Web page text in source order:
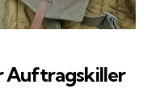
Auftragskiller